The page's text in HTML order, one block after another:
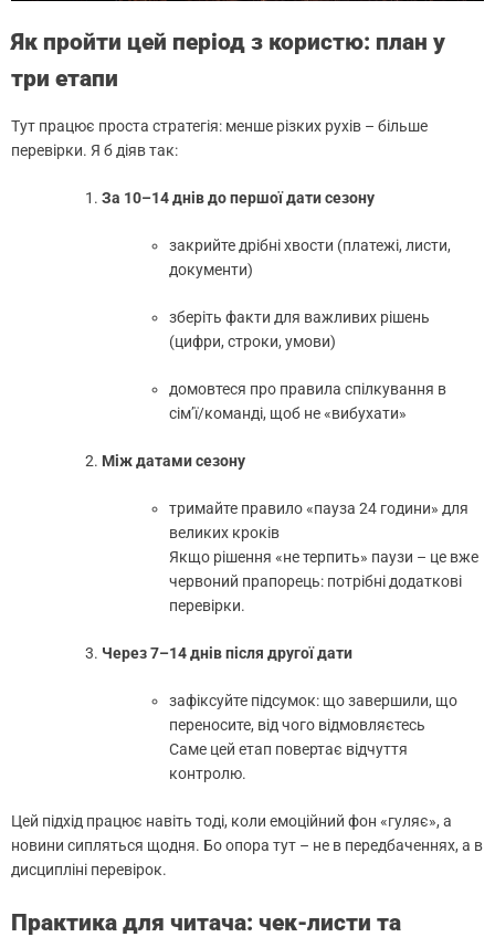
Як пройти цей період з користю: план у
три етапи
Тут працює проста стратегія: менше різких рухів – більше
перевірки. Я б діяв так:
За 10–14 днів до першої дати сезону
закрийте дрібні хвости (платежі, листи,
документи)
зберіть факти для важливих рішень
(цифри, строки, умови)
домовтеся про правила спілкування в
сім’ї/команді, щоб не «вибухати»
Між датами сезону
тримайте правило «пауза 24 години» для
великих кроків
Якщо рішення «не терпить» паузи – це вже
червоний прапорець: потрібні додаткові
перевірки.
Через 7–14 днів після другої дати
зафіксуйте підсумок: що завершили, що
переносите, від чого відмовляєтесь
Саме цей етап повертає відчуття
контролю.
Цей підхід працює навіть тоді, коли емоційний фон «гуляє», а
новини сипляться щодня. Бо опора тут – не в передбаченнях, а в
дисципліні перевірок.
Практика для читача: чек-листи та